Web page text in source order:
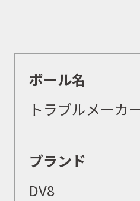
ボール名
トラブルメーカ
ブランド
DV8